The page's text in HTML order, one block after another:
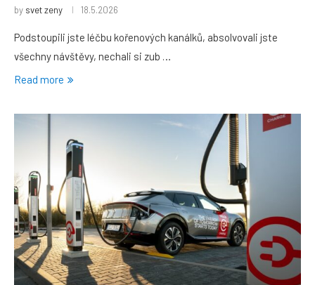
by svet zeny 18.5.2026
Podstoupili jste léčbu kořenových kanálků, absolvovali jste
všechny návštěvy, nechali si zub …
Read more